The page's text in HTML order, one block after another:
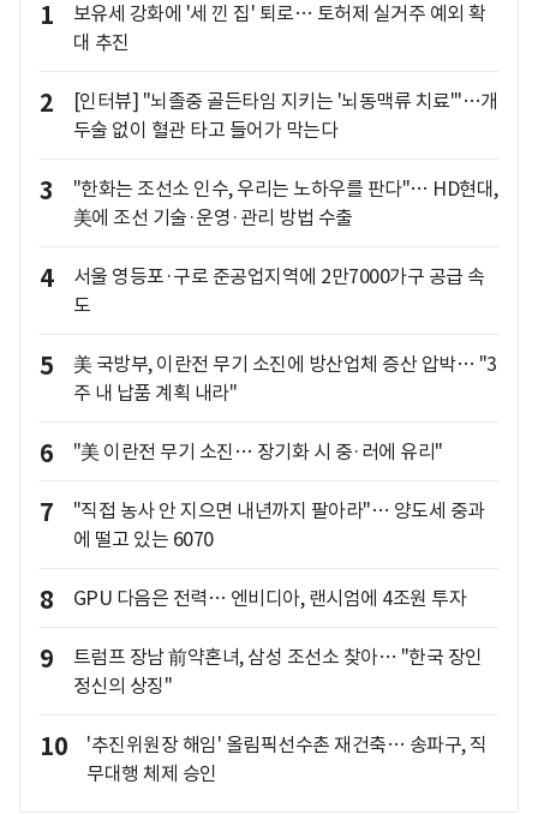
1
보유세 강화에 '세 낀 집' 퇴로… 토허제 실거주 예외 확
대 추진
2
[인터뷰] "뇌졸중 골든타임 지키는 '뇌동맥류 치료'"…개
두술 없이 혈관 타고 들어가 막는다
3
"한화는 조선소 인수, 우리는 노하우를 판다"… HD현대,
美에 조선 기술·운영·관리 방법 수출
4
서울 영등포·구로 준공업지역에 2만7000가구 공급 속
도
5
美 국방부, 이란전 무기 소진에 방산업체 증산 압박… "3
주 내 납품 계획 내라"
6 "美 이란전 무기 소진… 장기화 시 중·러에 유리"
7
"직접 농사 안 지으면 내년까지 팔아라"… 양도세 중과
에 떨고 있는 6070
8 GPU 다음은 전력… 엔비디아, 랜시엄에 4조원 투자
9
트럼프 장남 前약혼녀, 삼성 조선소 찾아… "한국 장인
정신의 상징"
10
'추진위원장 해임' 올림픽선수촌 재건축… 송파구, 직
무대행 체제 승인